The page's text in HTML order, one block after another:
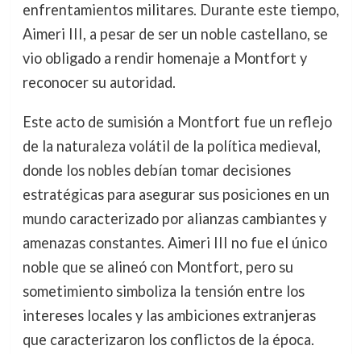
enfrentamientos militares. Durante este tiempo,
Aimeri III, a pesar de ser un noble castellano, se
vio obligado a rendir homenaje a Montfort y
reconocer su autoridad.
Este acto de sumisión a Montfort fue un reflejo
de la naturaleza volátil de la política medieval,
donde los nobles debían tomar decisiones
estratégicas para asegurar sus posiciones en un
mundo caracterizado por alianzas cambiantes y
amenazas constantes. Aimeri III no fue el único
noble que se alineó con Montfort, pero su
sometimiento simboliza la tensión entre los
intereses locales y las ambiciones extranjeras
que caracterizaron los conflictos de la época.